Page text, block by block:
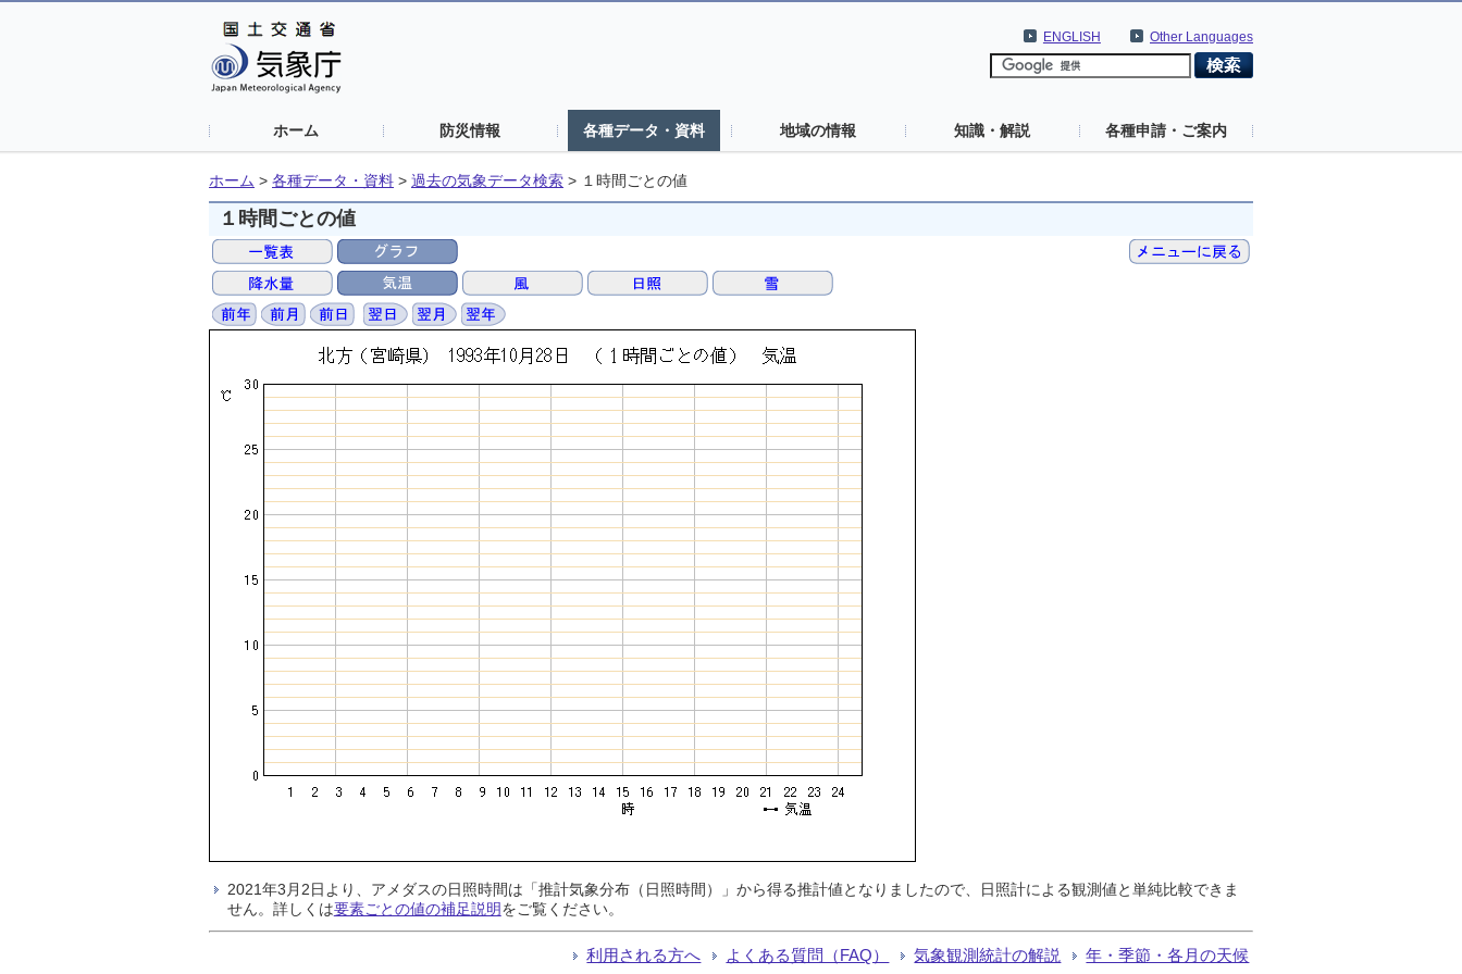
Other Languages
ENGLISH
ホーム 防災情報 各種データ・資料 地域の情報 知識・解説 各種申請・ご案内
ホーム > 各種データ・資料 > 過去の気象データ検索 > １時間ごとの値
１時間ごとの値
2021年3月2日より、アメダスの日照時間は「推計気象分布（日照時間）」から得る推計値となりましたので、日照計による観測値と単純比較できま
せん。詳しくは要素ごとの値の補足説明をご覧ください。
利用される方へ よくある質問（FAQ） 気象観測統計の解説 年・季節・各月の天候